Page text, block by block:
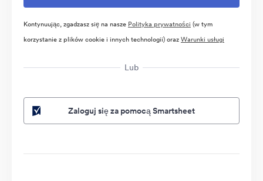
Kontynuując, zgadzasz się na nasze Polityka prywatności (w tym
korzystanie z plików cookie i innych technologii) orazWarunki usługi
Lub
Zaloguj się za pomocą Smartsheet